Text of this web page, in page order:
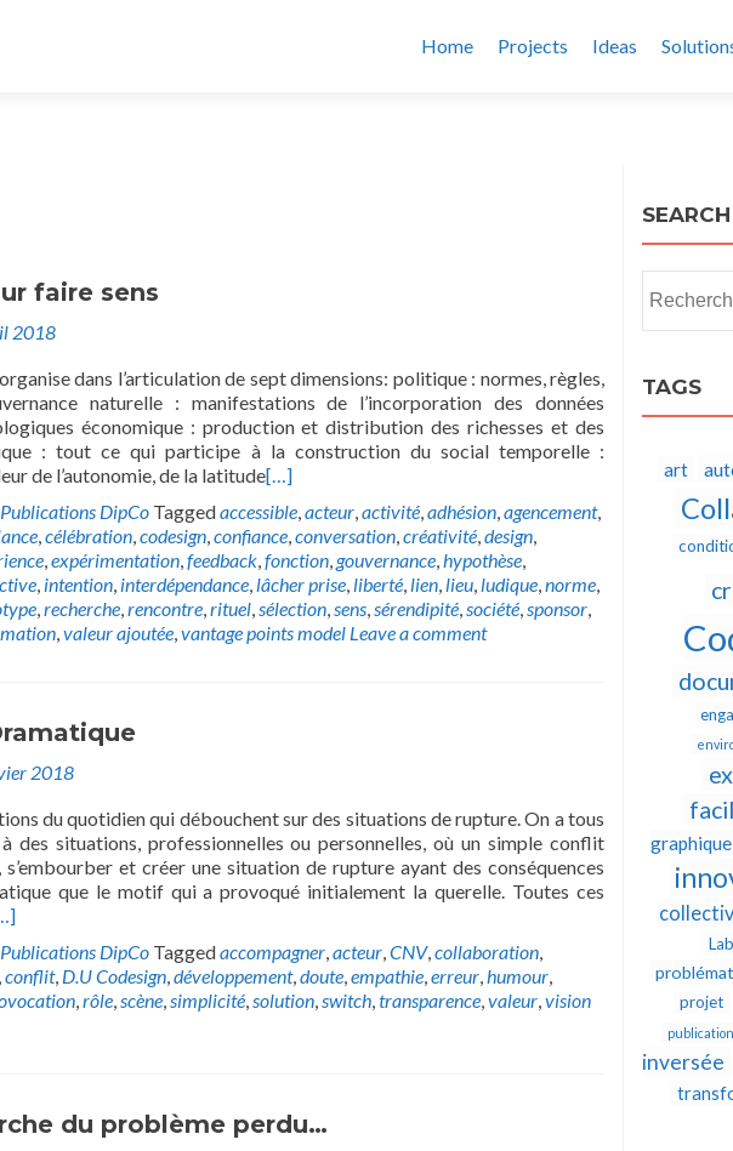
Home Projects Ideas
faire sens
2018
dans l’articulation de sept dimensions: politique : normes, règles,
naturelle : manifestations de l’incorporation des données
économique : production et distribution des richesses et des
: tout ce qui participe à la construction du social temporelle :
de l’autonomie, de la latitude[…]
Publications DipCo Taggedaccessible,acteur,activité,adhésion,agencement,
,célébration,codesign,confiance,conversation,créativité,design,
,expérimentation,feedback,fonction,gouvernance,hypothèse,
, intention, interdépendance, lâcher prise, liberté, lien, lieu, ludique,norme,
,recherche,rencontre,rituel,sélection,sens,sérendipité,société,sponsor,
,valeur ajoutée,vantage points model Leave a comment
2018
du quotidien qui débouchent sur des situations de rupture. On a tous
des situations, professionnelles ou personnelles, où un simple conflit
s’embourber et créer une situation de rupture ayant des conséquences
que le motif qui a provoqué initialement la querelle. Toutes ces
Publications DipCo Taggedaccompagner,acteur,CNV,collaboration,
,conflit, D.U Codesign,développement,doute,empathie,erreur,humour,
,rôle,scène,simplicité,solution,switch,transparence,valeur,vision
du problème perdu…
SEARCH
TAGS
art
graphique
Lab
projet
publication
inversée